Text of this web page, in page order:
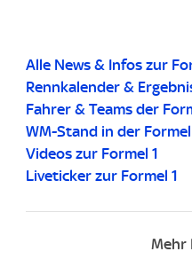
Alle News & Infos zur
Rennkalender &
Fahrer & Teams der
WM-Stand in der Formel
Videos zur Formel 1
Liveticker zur Formel 1
Mehr